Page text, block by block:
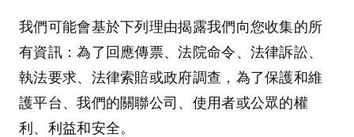
我們可能會基於下列理由揭露我們向您收集的所
有資訊：為了回應傳票、法院命令、法律訴訟、
執法要求、法律索賠或政府調查，為了保護和維
護平台、我們的關聯公司、使用者或公眾的權
利、利益和安全。